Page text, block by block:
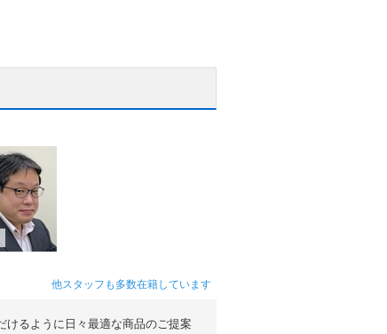
他スタッフも多数在籍しています
けるように日々最適な商品のご提案